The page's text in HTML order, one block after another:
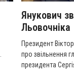
Янукович
Льовочніка
Президент
про звільнення
президента